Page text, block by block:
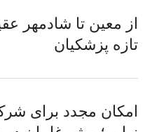
از معین تا شادمهر
تازه پزشکیان
امکان مجدد برای